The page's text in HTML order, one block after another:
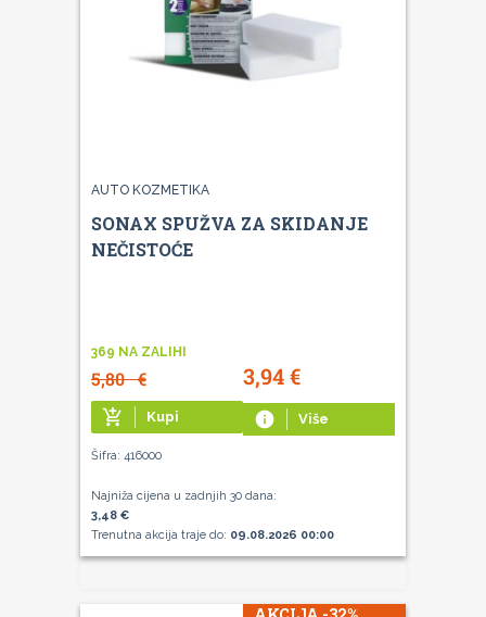
AUTO KOZMETIKA
SONAX SPUŽVA ZA SKIDANJE
NEČISTOĆE
369 NA ZALIHI
5,80€ 3,94€
add_shopping_cart Kupi info Više
Šifra: 416000
Najniža cijena u zadnjih 30 dana:
3,48 €
Trenutna akcija traje do: 09.08.2026 00:00